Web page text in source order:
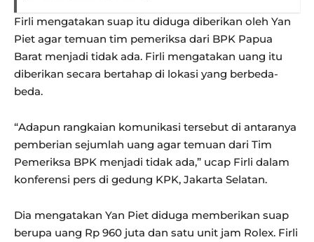
Firli mengatakan suap itu diduga diberikan oleh Yan
Piet agar temuan tim pemeriksa dari BPK Papua
Barat menjadi tidak ada. Firli mengatakan uang itu
diberikan secara bertahap di lokasi yang berbeda-
beda.
“Adapun rangkaian komunikasi tersebut di antaranya
pemberian sejumlah uang agar temuan dari Tim
Pemeriksa BPK menjadi tidak ada,” ucap Firli dalam
konferensi pers di gedung KPK, Jakarta Selatan.
Dia mengatakan Yan Piet diduga memberikan suap
berupa uang Rp 960 juta dan satu unit jam Rolex. Firli